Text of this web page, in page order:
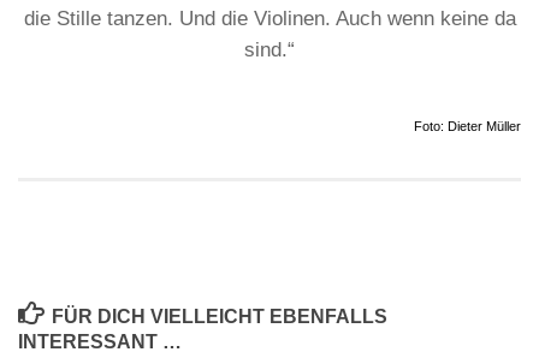
die Stille tanzen. Und die Violinen. Auch wenn keine da
sind.“
Foto: Dieter Müller
FÜR DICH VIELLEICHT EBENFALLS
INTERESSANT …